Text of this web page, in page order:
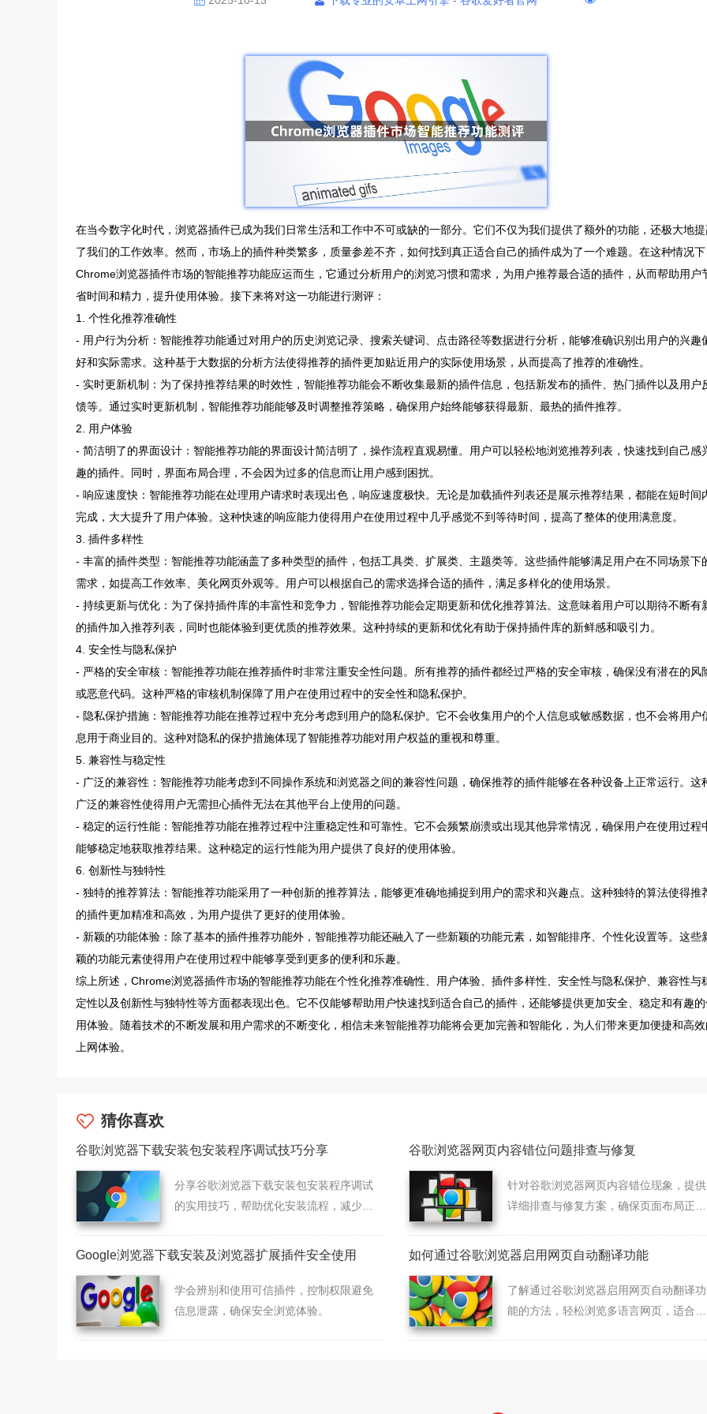
在当今数字化时代，浏览器插件已成为我们日常生活和工作中不可或缺的一部分。它们不仅为我们提供了额外的功能，还极大地提
了我们的工作效率。然而，市场上的插件种类繁多，质量参差不齐，如何找到真正适合自己的插件成为了一个难题。在这种情况下
Chrome浏览器插件市场的智能推荐功能应运而生，它通过分析用户的浏览习惯和需求，为用户推荐最合适的插件，从而帮助用户
省时间和精力，提升使用体验。接下来将对这一功能进行测评：
1. 个性化推荐准确性
- 用户行为分析：智能推荐功能通过对用户的历史浏览记录、搜索关键词、点击路径等数据进行分析，能够准确识别出用户的兴趣
好和实际需求。这种基于大数据的分析方法使得推荐的插件更加贴近用户的实际使用场景，从而提高了推荐的准确性。
- 实时更新机制：为了保持推荐结果的时效性，智能推荐功能会不断收集最新的插件信息，包括新发布的插件、热门插件以及用户
馈等。通过实时更新机制，智能推荐功能能够及时调整推荐策略，确保用户始终能够获得最新、最热的插件推荐。
2. 用户体验
- 简洁明了的界面设计：智能推荐功能的界面设计简洁明了，操作流程直观易懂。用户可以轻松地浏览推荐列表，快速找到自己感
趣的插件。同时，界面布局合理，不会因为过多的信息而让用户感到困扰。
- 响应速度快：智能推荐功能在处理用户请求时表现出色，响应速度极快。无论是加载插件列表还是展示推荐结果，都能在短时间
完成，大大提升了用户体验。这种快速的响应能力使得用户在使用过程中几乎感觉不到等待时间，提高了整体的使用满意度。
3. 插件多样性
- 丰富的插件类型：智能推荐功能涵盖了多种类型的插件，包括工具类、扩展类、主题类等。这些插件能够满足用户在不同场景下
需求，如提高工作效率、美化网页外观等。用户可以根据自己的需求选择合适的插件，满足多样化的使用场景。
- 持续更新与优化：为了保持插件库的丰富性和竞争力，智能推荐功能会定期更新和优化推荐算法。这意味着用户可以期待不断有
的插件加入推荐列表，同时也能体验到更优质的推荐效果。这种持续的更新和优化有助于保持插件库的新鲜感和吸引力。
4. 安全性与隐私保护
- 严格的安全审核：智能推荐功能在推荐插件时非常注重安全性问题。所有推荐的插件都经过严格的安全审核，确保没有潜在的风
或恶意代码。这种严格的审核机制保障了用户在使用过程中的安全性和隐私保护。
- 隐私保护措施：智能推荐功能在推荐过程中充分考虑到用户的隐私保护。它不会收集用户的个人信息或敏感数据，也不会将用户
息用于商业目的。这种对隐私的保护措施体现了智能推荐功能对用户权益的重视和尊重。
5. 兼容性与稳定性
- 广泛的兼容性：智能推荐功能考虑到不同操作系统和浏览器之间的兼容性问题，确保推荐的插件能够在各种设备上正常运行。这
广泛的兼容性使得用户无需担心插件无法在其他平台上使用的问题。
- 稳定的运行性能：智能推荐功能在推荐过程中注重稳定性和可靠性。它不会频繁崩溃或出现其他异常情况，确保用户在使用过程
能够稳定地获取推荐结果。这种稳定的运行性能为用户提供了良好的使用体验。
6. 创新性与独特性
- 独特的推荐算法：智能推荐功能采用了一种创新的推荐算法，能够更准确地捕捉到用户的需求和兴趣点。这种独特的算法使得推
的插件更加精准和高效，为用户提供了更好的使用体验。
- 新颖的功能体验：除了基本的插件推荐功能外，智能推荐功能还融入了一些新颖的功能元素，如智能排序、个性化设置等。这些
颖的功能元素使得用户在使用过程中能够享受到更多的便利和乐趣。
综上所述，Chrome浏览器插件市场的智能推荐功能在个性化推荐准确性、用户体验、插件多样性、安全性与隐私保护、兼容性与
定性以及创新性与独特性等方面都表现出色。它不仅能够帮助用户快速找到适合自己的插件，还能够提供更加安全、稳定和有趣的
用体验。随着技术的不断发展和用户需求的不断变化，相信未来智能推荐功能将会更加完善和智能化，为人们带来更加便捷和高效
上网体验。
猜你喜欢
谷歌浏览器下载安装包安装程序调试技巧分享
分享谷歌浏览器下载安装包安装程序调试
的实用技巧，帮助优化安装流程，减少错
谷歌浏览器网页内容错位问题排查与修复
针对谷歌浏览器网页内容错位现象，提供
详细排查与修复方案，确保页面布局正常
Google浏览器下载安装及浏览器扩展插件安全使用
学会辨别和使用可信插件，控制权限避免
信息泄露，确保安全浏览体验。
如何通过谷歌浏览器启用网页自动翻译功能
了解通过谷歌浏览器启用网页自动翻译功
能的方法，轻松浏览多语言网页，适合需